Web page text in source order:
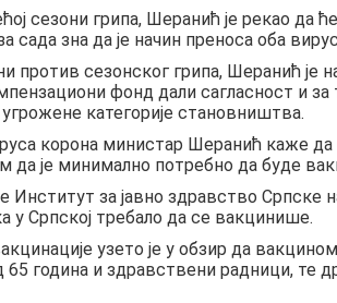
сезони грипа, Шеранић је рекао
сада зна да је начин преноса оба
против сезонског грипа, Шеранић
фонд дали сагласност и за
категорије становништва.
корона министар Шеранић каже да
да је минимално потребно да буде
Институт за јавно здравство Српске
у Српској требало да се вакцинише.
узето је у обзир да
65 година и здравствени радници, те